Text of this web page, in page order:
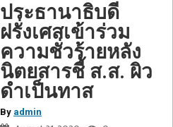
ประธานาธิบดี
ฝรั่งเศสเข้าร่วม
ความชั่วร้ายหลัง
นิตยสารชี้ ส.ส. ผิว
ดำเป็นทาส
By admin